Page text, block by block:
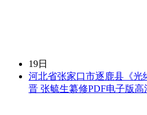
19日
河北省张家口市逐鹿县《光
晋 张毓生纂修PDF电子版高